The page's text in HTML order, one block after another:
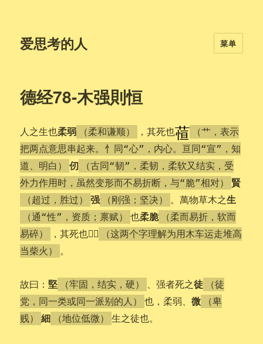
爱思考的人 菜单
德经78-木强則恒
人之生也柔弱 （柔和谦顺） ，其死也
（艹，表示
把两点意思串起来。忄同“心”，内心。亘同“宣”，知
道、明白）
仞
（古同“韧”，柔韧，柔软又结实，受
外力作用时，虽然变形而不易折断，与“脆”相对）
賢
（超过，胜过） 强 （刚强；坚决） 。萬物草木之生
（通“性”，资质；禀赋） 也柔脆
（柔而易折，软而
易碎）
，其死也𣒞槁
（这两个字理解为用木车运走堆高
当柴火）
。
故曰：堅 （牢固，结实，硬） 、强者死之徒
（徒
党，同一类或同一派别的人）
也，柔弱、微
（卑
贱）
細 （地位低微） 生之徒也。